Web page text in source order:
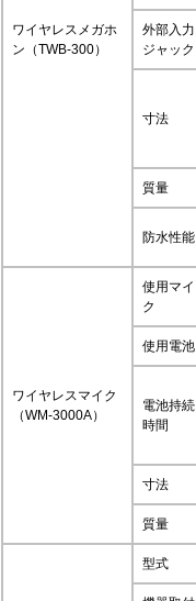
ワイヤレスメガホ
ン（TWB-300）
外部入力
ジャック
寸法
質量
防水性能
ワイヤレスマイク
（WM-3000A）
使用マイ
ク
使用電池
電池持続
時間
寸法
質量
型式